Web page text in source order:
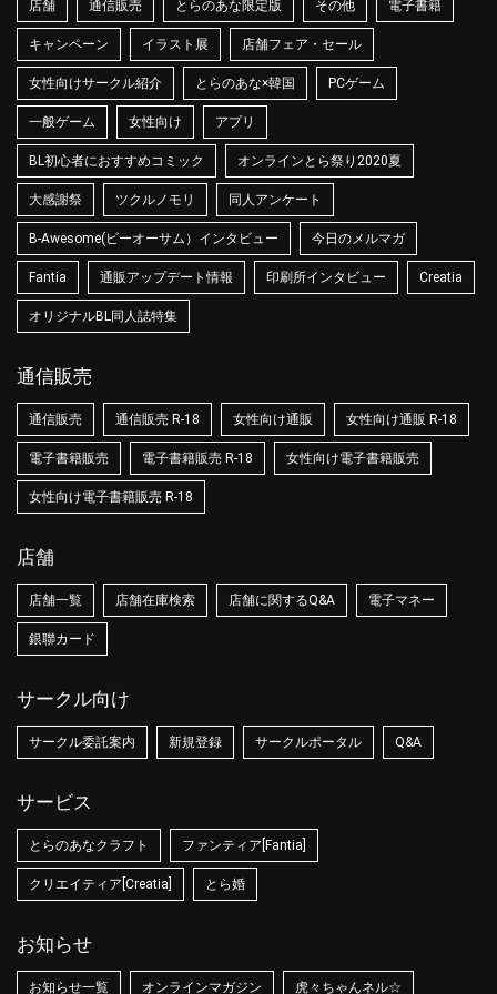
店舗 通信販売 とらのあな限定版 その他 電子書籍
キャンペーン イラスト展 店舗フェア・セール
女性向けサークル紹介 とらのあな×韓国 PCゲーム
一般ゲーム 女性向け アプリ
BL初心者におすすめコミック オンラインとら祭り2020夏
大感謝祭 ツクルノモリ 同人アンケート
B-Awesome(ビーオーサム）インタビュー 今日のメルマガ
Fantia 通販アップデート情報 印刷所インタビュー Creatia
オリジナルBL同人誌特集
通信販売
通信販売 通信販売 R-18 女性向け通販 女性向け通販 R-18
電子書籍販売 電子書籍販売 R-18 女性向け電子書籍販売
女性向け電子書籍販売 R-18
店舗
店舗一覧 店舗在庫検索 店舗に関するQ&A 電子マネー
銀聯カード
サークル向け
サークル委託案内 新規登録 サークルポータル Q&A
サービス
とらのあなクラフト ファンティア[Fantia]
クリエイティア[Creatia] とら婚
お知らせ
お知らせ一覧 オンラインマガジン 虎々ちゃんネル☆